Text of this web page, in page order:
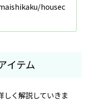
housec
イテム
しく解説していきま